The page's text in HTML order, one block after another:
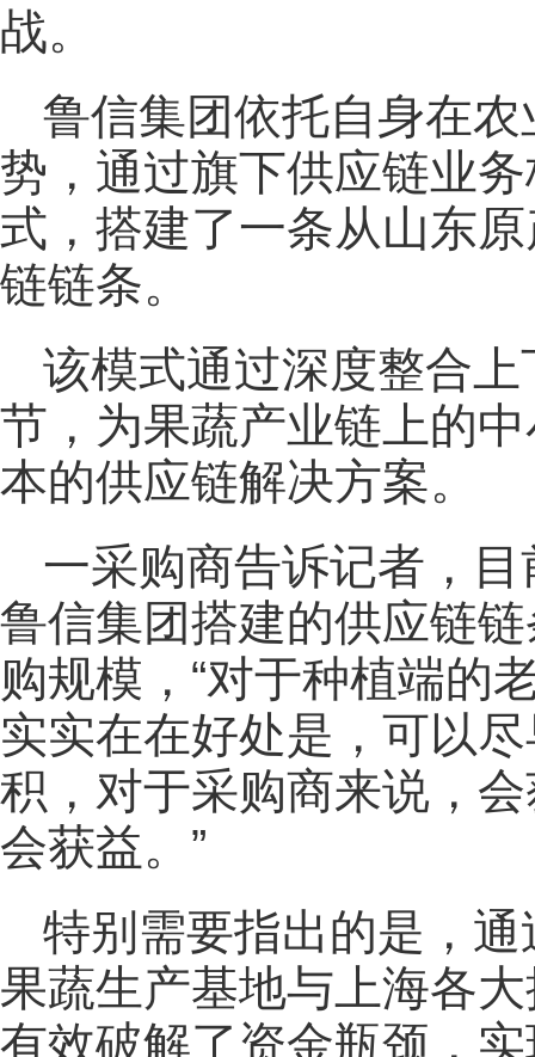
战。
鲁信集团依托自身在
势，通过旗下供应链业
式，搭建了一条从山东
链链条。
该模式通过深度整合
节，为果蔬产业链上的
本的供应链解决方案。
一采购商告诉记者，
鲁信集团搭建的供应链
购规模，“对于种植端的
实实在在好处是，可以
积，对于采购商来说，
会获益。”
特别需要指出的是，
果蔬生产基地与上海各
有效破解了资金瓶颈，